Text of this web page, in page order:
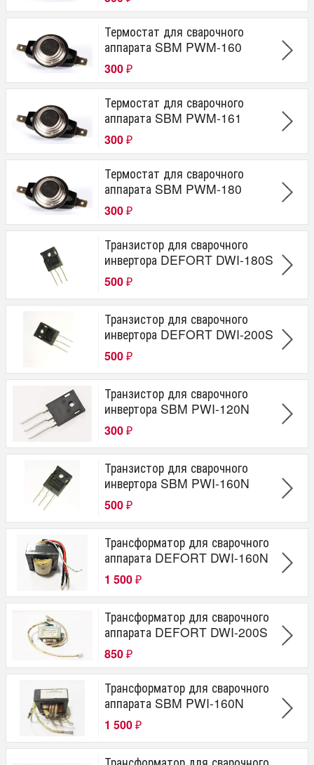
Термостат для сварочного
аппарата SBM PWM-160
300 ₽
Термостат для сварочного
аппарата SBM PWM-161
300 ₽
Термостат для сварочного
аппарата SBM PWM-180
300 ₽
Транзистор для сварочного
инвертора DEFORT DWI-180S
500 ₽
Транзистор для сварочного
инвертора DEFORT DWI-200S
500 ₽
Транзистор для сварочного
инвертора SBM PWI-120N
300 ₽
Транзистор для сварочного
инвертора SBM PWI-160N
500 ₽
Трансформатор для сварочного
аппарата DEFORT DWI-160N
1 500 ₽
Трансформатор для сварочного
аппарата DEFORT DWI-200S
850 ₽
Трансформатор для сварочного
аппарата SBM PWI-160N
1 500 ₽